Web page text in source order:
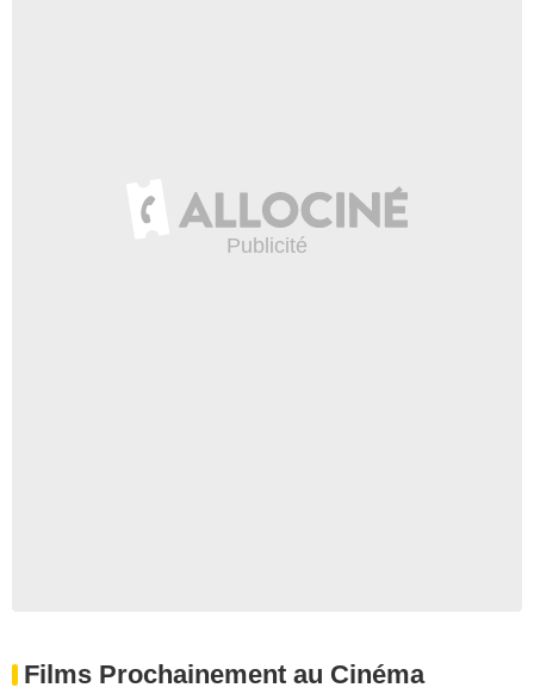
Films Prochainement au Cinéma